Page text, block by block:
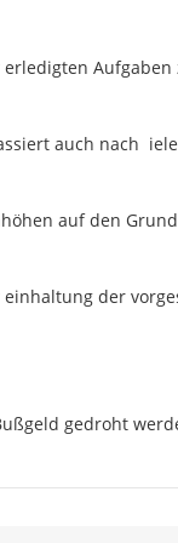
auch nach
auf den
der
gedroht